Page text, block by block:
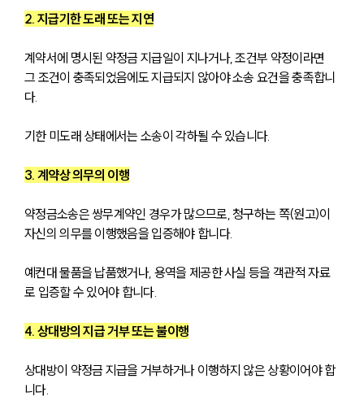
2. 지급기한 도래 또는 지연
계약서에 명시된 약정금 지급일이 지나거나, 조건부 약정이라면
그 조건이 충족되었음에도 지급되지 않아야 소송 요건을 충족합니
다.
기한 미도래 상태에서는 소송이 각하될 수 있습니다.
3. 계약상 의무의 이행
약정금소송은 쌍무계약인 경우가 많으므로, 청구하는 쪽(원고)이
자신의 의무를 이행했음을 입증해야 합니다.
예컨대 물품을 납품했거나, 용역을 제공한 사실 등을 객관적 자료
로 입증할 수 있어야 합니다.
4. 상대방의 지급 거부 또는 불이행
상대방이 약정금 지급을 거부하거나 이행하지 않은 상황이어야 합
니다.